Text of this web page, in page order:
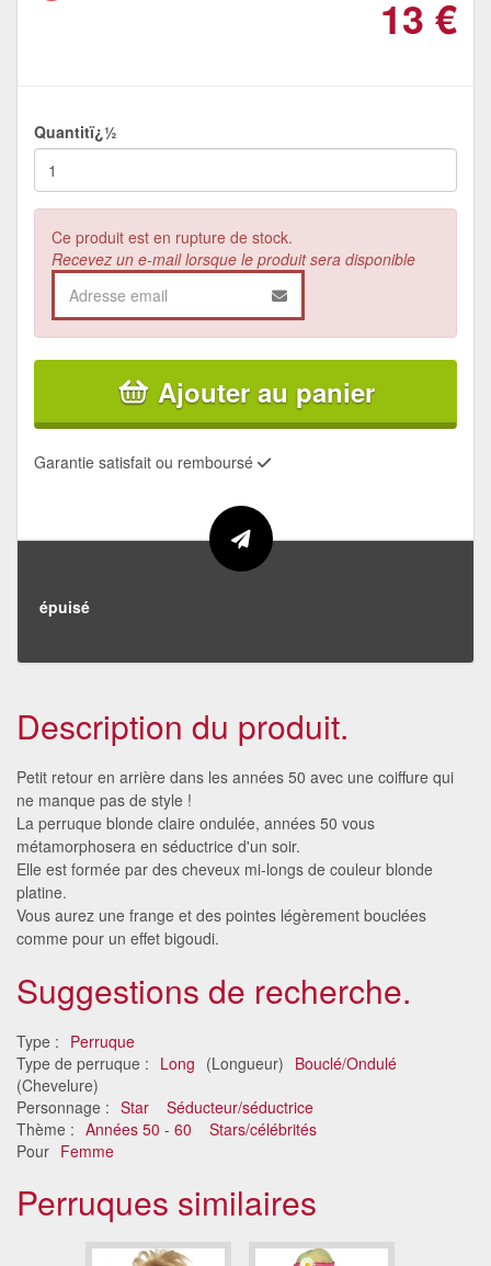
13 €
Quantitï¿½
Ce produit est en rupture de stock.
Recevez un e-mail lorsque le produit sera disponible
Ajouter au panier
Garantie satisfait ou remboursé
épuisé
Description du produit.
Petit retour en arrière dans les années 50 avec une coiffure qui
ne manque pas de style !
La perruque blonde claire ondulée, années 50 vous
métamorphosera en séductrice d'un soir.
Elle est formée par des cheveux mi-longs de couleur blonde
platine.
Vous aurez une frange et des pointes légèrement bouclées
comme pour un effet bigoudi.
Suggestions de recherche.
Type : Perruque
Type de perruque : Long (Longueur) Bouclé/Ondulé
(Chevelure)
Personnage : Star
Séducteur/séductrice
Thème : Années 50 - 60
Stars/célébrités
Pour Femme
Perruques similaires